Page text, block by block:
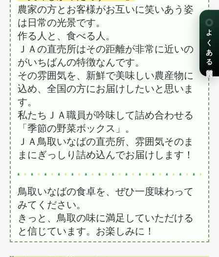
農家の方とお客様がお互いに笑いあう姿
は日常の光景です。
作る人と、食べる人。
ＪＡの直売所はその距離が非常に近いの
がいちばんの特徴なんです。
その雰囲気を、新鮮で美味しい農産物に
込め、全国の方にお届けしたいと思いま
す。
私たちＪＡ職員が吟味して詰め合わせる
「季節の野菜ボックス」。
ＪＡ鳥取いなばの直売所、雰囲気そのま
まにぎっしり詰め込んでお届けします！
鳥取いなばの食卓を、ぜひ一度味わって
みてください。
きっと、鳥取の味に満足していただける
と信じています。お楽しみに！
よくある質問